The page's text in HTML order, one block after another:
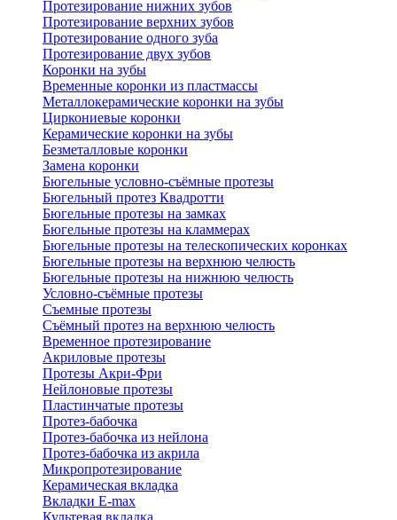
Протезирование нижних зубов
Протезирование верхних зубов
Протезирование одного зуба
Протезирование двух зубов
Коронки на зубы
Временные коронки из пластмассы
Металлокерамические коронки на зубы
Циркониевые коронки
Керамические коронки на зубы
Безметалловые коронки
Замена коронки
Бюгельные условно-съёмные протезы
Бюгельный протез Квадротти
Бюгельные протезы на замках
Бюгельные протезы на кламмерах
Бюгельные протезы на телескопических коронках
Бюгельные протезы на верхнюю челюсть
Бюгельные протезы на нижнюю челюсть
Условно-съёмные протезы
Съемные протезы
Съёмный протез на верхнюю челюсть
Временное протезирование
Акриловые протезы
Протезы Акри-Фри
Нейлоновые протезы
Пластинчатые протезы
Протез-бабочка
Протез-бабочка из нейлона
Протез-бабочка из акрила
Микропротезирование
Керамическая вкладка
Вкладки E-max
Культевая вкладка